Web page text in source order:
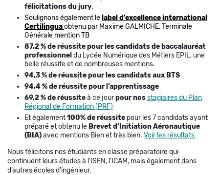
félicitations du jury.
Soulignons également le label d’excellence international
Certilinguaobtenu par Maxime GALMICHE, Terminale
Générale mention TB
87,2 % de réussite pour les candidats de baccalauréat
professionnel du Lycée Numérique des Métiers EPIL, une
belle réussite et de nombreuses mentions.
94,3 % de réussitepour les candidats aux BTS
94,4 % de réussitepour l’apprentissage
69,2 % de réussiteà ce jourpour nosstagiaires du Plan
Régional de Formation (PRF)
Et également100% de réussite pour les 7 candidats ayant
préparé et obtenu le Brevet d’Initiation Aéronautique
(BIA)avec mentions Bien et très bien. Voir les résultats
Nous félicitons nos étudiants en classe préparatoire qui
continuent leurs études à l’ISEN, l’ICAM, mais également dans
d’autres écoles d’ingénieur.